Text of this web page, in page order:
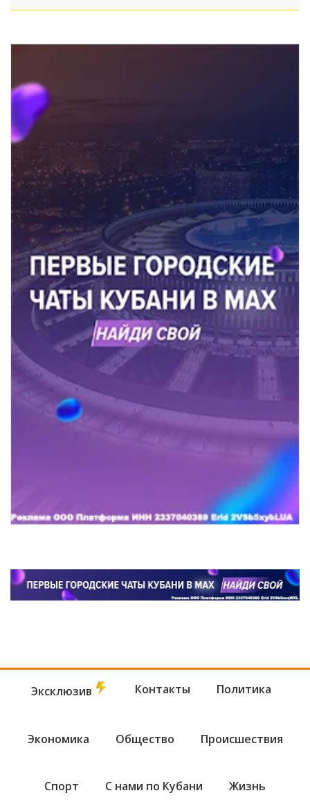
Эксклюзив Контакты Политика
Экономика Общество Происшествия
Спорт С нами по Кубани Жизнь